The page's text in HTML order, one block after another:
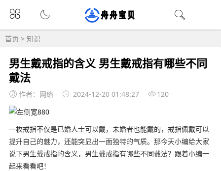
首页 > 知识
男生戴戒指的含义 男生戴戒指有哪些不同
戴法
作者：网络 2024-12-20 01:48:27 120
一枚戒指不仅是已婚人士可以戴，未婚者也能戴的，戒指佩戴可以
提升自己的魅力，还能突显出一面独特的气质。那今天小编给大家
说下男生戴戒指的含义，男生戴戒指有哪些不同戴法？跟着小编一
起来看看吧！